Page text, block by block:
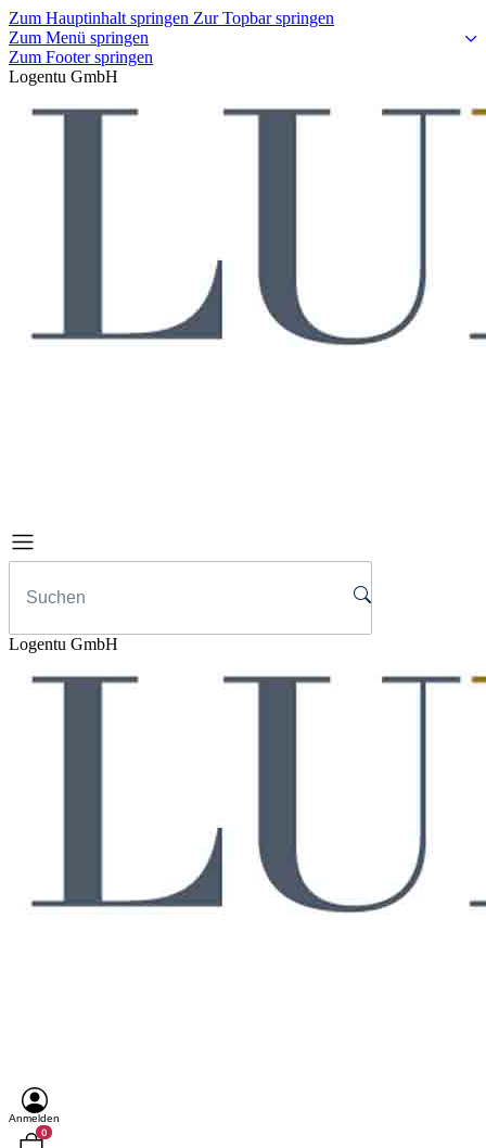
Zum Hauptinhalt springen Zur Topbar springen
Zum Menü springen
Zum Footer springen
Logentu GmbH
Logentu GmbH
Anmelden
0